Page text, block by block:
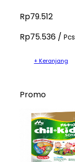
Rp79.512
Rp75.536 / Pcs
+ Keranjang
Promo